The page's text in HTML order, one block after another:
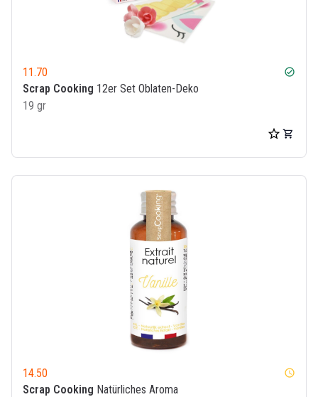
11.70 check_circle
Scrap Cooking 12er Set Oblaten-Deko
19 gr
14.50 watch_later
Scrap Cooking Natürliches Aroma